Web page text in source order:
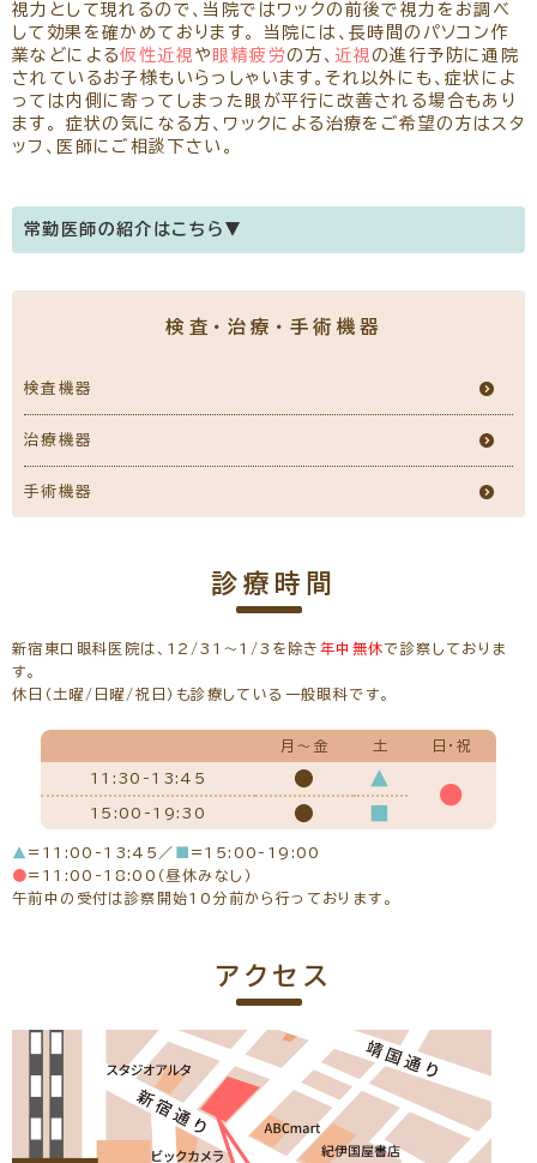
視力として現れるので、当院ではワックの前後で視力をお調べ
して効果を確かめております。 当院には、長時間のパソコン作
業などによる仮性近視 や 眼精疲労の方、近視の進行予防に通院
されているお子様もいらっしゃいます。それ以外にも、症状によ
っては内側に寄ってしまった眼が平行に改善される場合もあり
ます。 症状の気になる方、ワックによる治療をご希望の方はスタ
ッフ、医師にご相談下さい。
常勤医師の紹介はこちら▼
医師のご紹介
平成13年 熊本大学医学部卒
平成14年 京都大学医学部 眼科学教室入局
平成14年 島田市立島田市民病院 勤務
平成20年 高松赤十字病院 勤務
平成26年10月～新宿東口眼科医院 勤務
平成27年9月 新宿東口眼科医院 院長 就任
掲載インタビュー
※初めての方でもご予約可能です。
網膜・硝子体専門治療予約をする
緑内障専門治療予約をする
白内障専門治療予約をする
検査・治療・手術機器
検査機器
治療機器
手術機器
診療時間
新宿東口眼科医院は、12/31～1/3を除き 年中無休で診察しておりま
す。
休日（土曜/日曜/祝日）も診療している一般眼科です。
月～金 土 日・祝
11:30-13:45 ● ▲
●
15:00-19:30 ●
▲ =11:00-13:45／
=15:00-19:00
●=11:00-18:00（昼休みなし）
午前中の受付は診察開始10分前から行っております。
アクセス